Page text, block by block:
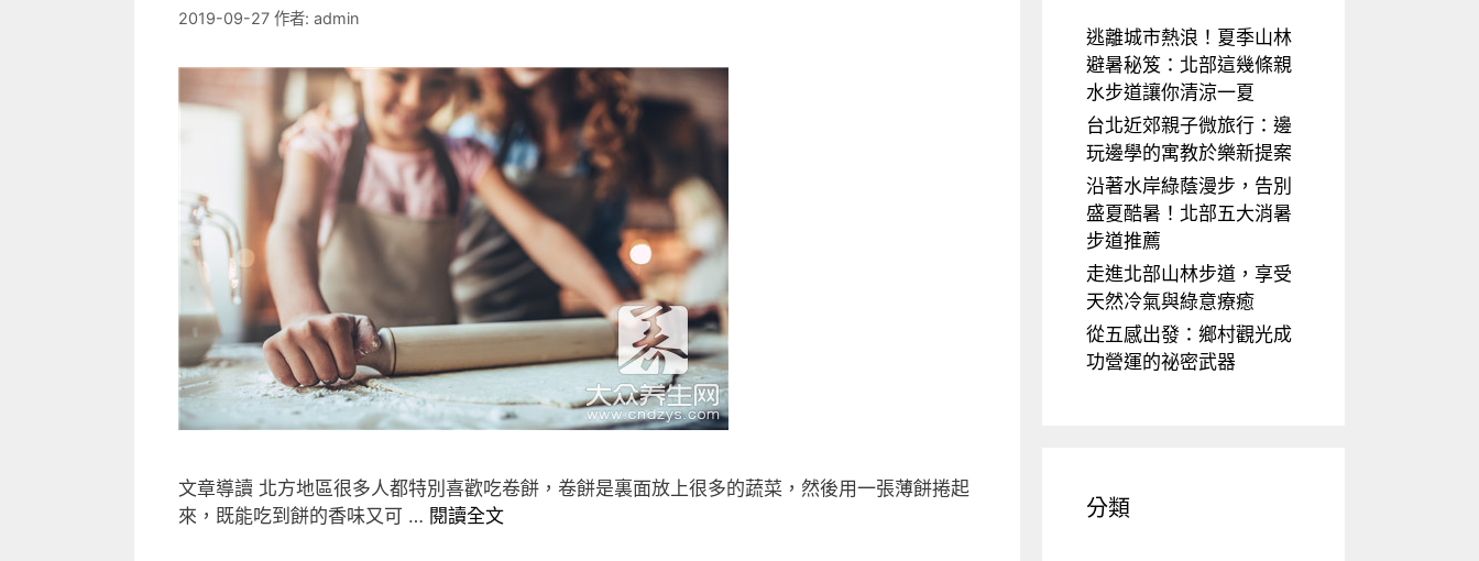
2019-09-27 作者: admin
文章導讀 北方地區很多人都特別喜歡吃卷餅，卷餅是裏面放上很多的蔬菜，然後用一張薄餅捲起
來，既能吃到餅的香味又可 … 閱讀全文
逃離城市熱浪！夏季山林
避暑秘笈：北部這幾條親
水步道讓你清涼一夏
台北近郊親子微旅行：邊
玩邊學的寓教於樂新提案
沿著水岸綠蔭漫步，告別
盛夏酷暑！北部五大消暑
步道推薦
走進北部山林步道，享受
天然冷氣與綠意療癒
從五感出發：鄉村觀光成
功營運的祕密武器
分類